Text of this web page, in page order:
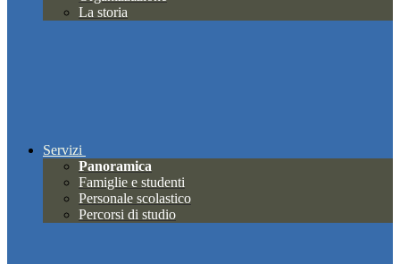
La storia
Servizi
Panoramica
Famiglie e studenti
Personale scolastico
Percorsi di studio